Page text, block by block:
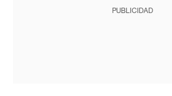
PUBLICIDAD